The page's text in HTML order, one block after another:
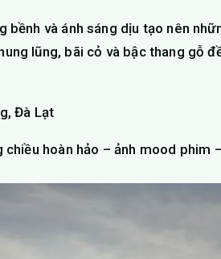
và ánh sáng dịu tạo nên
lũng, bãi cỏ và bậc thang gỗ
Đà Lạt
hoàn hảo – ảnh mood phim